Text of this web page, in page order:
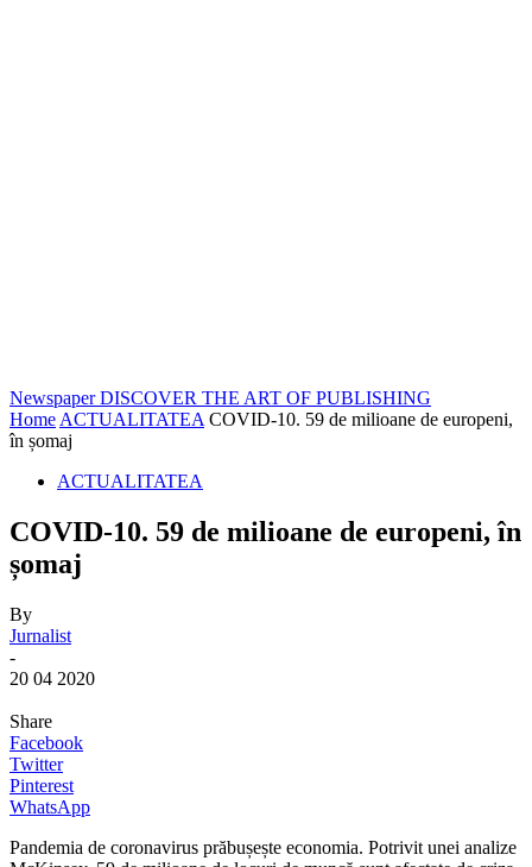
Newspaper DISCOVER THE ART OF PUBLISHING
Home ACTUALITATEA COVID-10. 59 de milioane de europeni,
în șomaj
ACTUALITATEA
COVID-10. 59 de milioane de europeni, în
șomaj
By
Jurnalist
-
20 04 2020
Share
Facebook
Twitter
Pinterest
WhatsApp
Pandemia de coronavirus prăbușește economia. Potrivit unei analize